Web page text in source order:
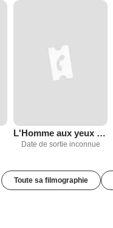
L'Homme aux yeux verts
Date de sortie inconnue
Toute sa filmographie